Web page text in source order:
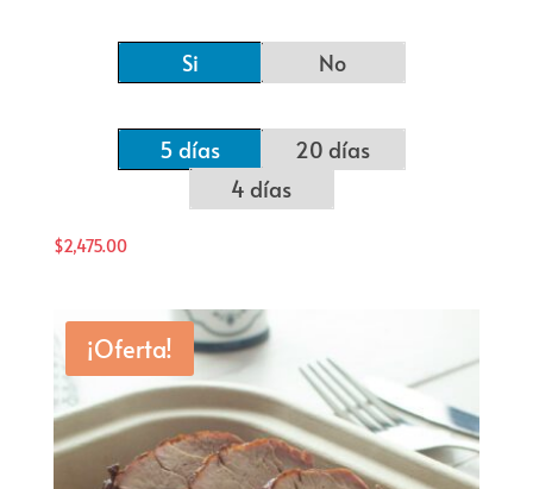
Si No
5 días
20 días
4 días
$2,475.00
¡Oferta!